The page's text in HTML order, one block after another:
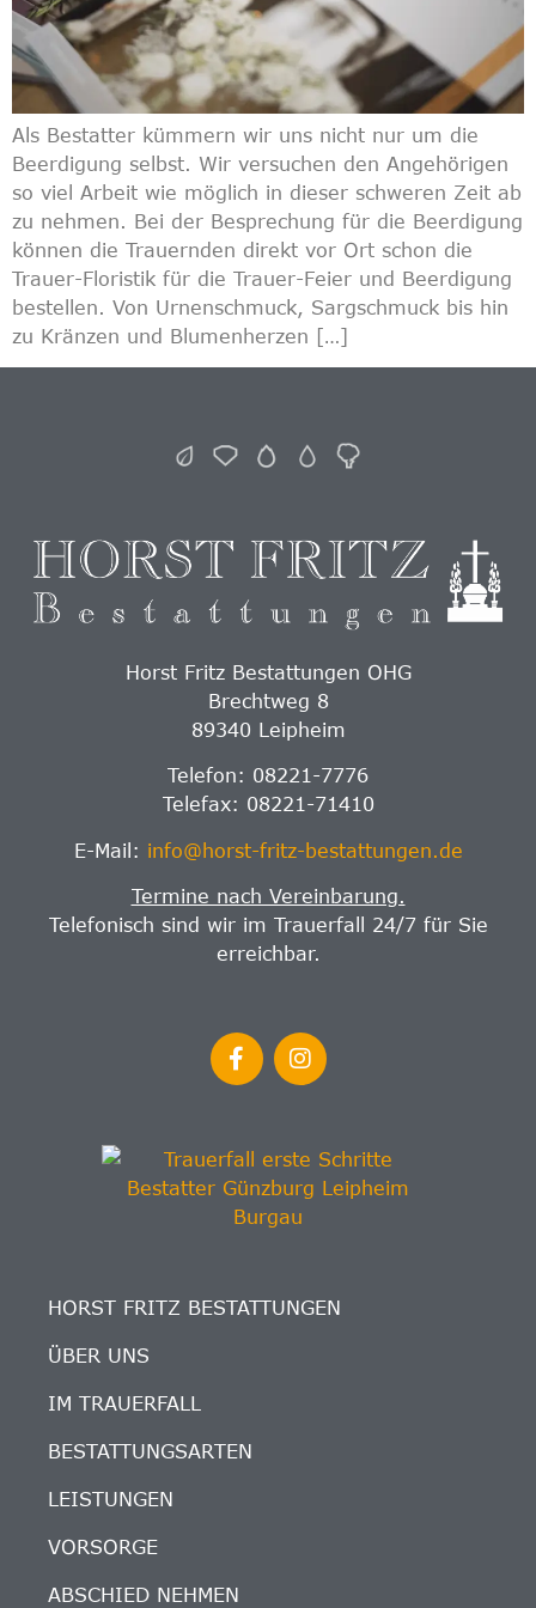
Als Bestatter kümmern wir uns nicht nur um die
Beerdigung selbst. Wir versuchen den Angehörigen
so viel Arbeit wie möglich in dieser schweren Zeit ab
zu nehmen. Bei der Besprechung für die Beerdigung
können die Trauernden direkt vor Ort schon die
Trauer-Floristik für die Trauer-Feier und Beerdigung
bestellen. Von Urnenschmuck, Sargschmuck bis hin
zu Kränzen und Blumenherzen […]
Horst Fritz Bestattungen OHG
Brechtweg 8
89340 Leipheim
Telefon: 08221-7776
Telefax: 08221-71410
E-Mail: info@horst-fritz-bestattungen.de
Termine nach Vereinbarung.
Telefonisch sind wir im Trauerfall 24/7 für Sie
erreichbar.
HORST FRITZ BESTATTUNGEN
ÜBER UNS
IM TRAUERFALL
BESTATTUNGSARTEN
LEISTUNGEN
VORSORGE
ABSCHIED NEHMEN